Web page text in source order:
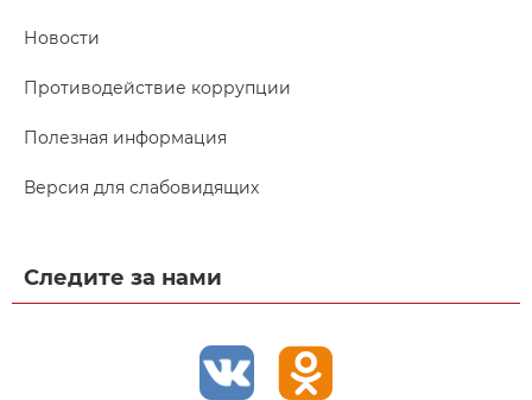
Новости
Противодействие коррупции
Полезная информация
Версия для слабовидящих
Следите за нами